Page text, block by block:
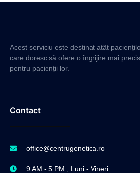
Acest serviciu este destinat atât
care doresc să ofere o îngrijire mai
pentru pacienții lor.
Contact
office@centrugenetica.ro
9 AM - 5 PM , Luni - Vineri